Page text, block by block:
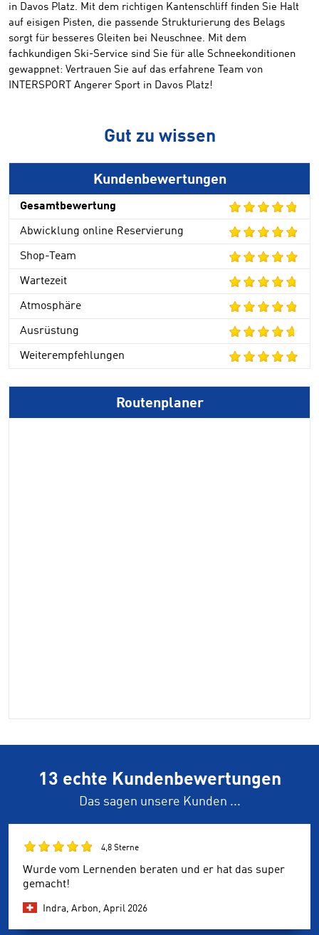
in Davos Platz. Mit dem richtigen Kantenschliff finden Sie Halt
auf eisigen Pisten, die passende Strukturierung des Belags
sorgt für besseres Gleiten bei Neuschnee. Mit dem
fachkundigen Ski-Service sind Sie für alle Schneekonditionen
gewappnet: Vertrauen Sie auf das erfahrene Team von
INTERSPORT Angerer Sport in Davos Platz!
Gut zu wissen
Kundenbewertungen
Gesamtbewertung
Abwicklung online Reservierung
Shop-Team
Wartezeit
Atmosphäre
Ausrüstung
Weiterempfehlungen
Routenplaner
13 echte Kundenbewertungen
Das sagen unsere Kunden ...
4,8 Sterne
Wurde vom Lernenden beraten und er hat das super
gemacht!
Indra, Arbon, April 2026